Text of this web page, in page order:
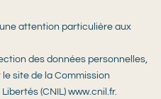
attention particulière aux
des données personnelles,
site de la Commission
(CNIL) www.cnil.fr.